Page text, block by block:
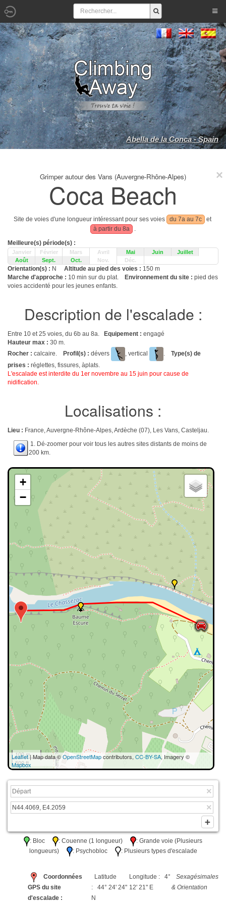
Abella de la Conca - Spain
Grimper autour des Vans (Auvergne-Rhône-Alpes)
Coca Beach
Site de voies d'une longueur intéressant pour ses voies du 7a au 7c
et
à partir du 8a
.
Meilleure(s) période(s) :
Janvier Février Mars Avril Mai Juin
Juillet
Août
Sept. Oct. Nov. Déc.
Orientation(s) : N Altitude au pied des voies : 150 m
Marche d'approche : 10 min sur du plat. Environnement du site : pied des
voies accidenté pour les jeunes enfants.
Description de l'escalade :
Entre 10 et 25 voies, du 6b au 8a. Equipement : engagé
Hauteur max : 30 m.
Rocher : calcaire. Profil(s) : dévers , vertical . Type(s) de
prises : réglettes, fissures, àplats.
L'escalade est interdite du 1er novembre au 15 juin pour cause de
nidification.
Localisations :
Lieu : France, Auvergne-Rhône-Alpes, Ardèche (07), Les Vans, Casteljau.
1. Dé-zoomer pour voir tous les autres sites distants de moins de
200 km.
+
−
100 m
500 ft
Leaflet| Map data ©OpenStreetMapcontributors, CC-BY-SA, Imagery ©
Mapbox
: Bloc : Couenne (1 longueur)
: Grande voie (Plusieurs
longueurs)
: Psychobloc : Plusieurs types d'escalade
Coordonnées
GPS du site
d'escalade :
Latitude
: 44° 24' 24"
N
Longitude : 4°
12' 21" E
Sexagésimales
& Orientation